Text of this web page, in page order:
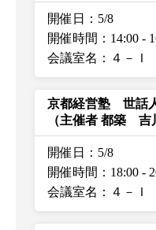
開催日：5/8
開催時間：14:00 -
会議室名：４－Ｉ
京都経営塾 世話
（主催者 都築 吉
開催日：5/8
開催時間：18:00 -
会議室名：４－Ｉ